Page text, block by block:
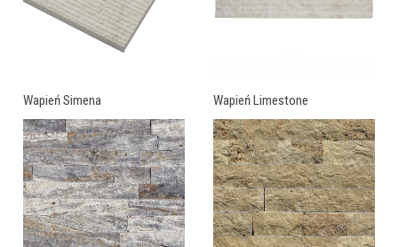
Wapień Simena Wapień Limestone